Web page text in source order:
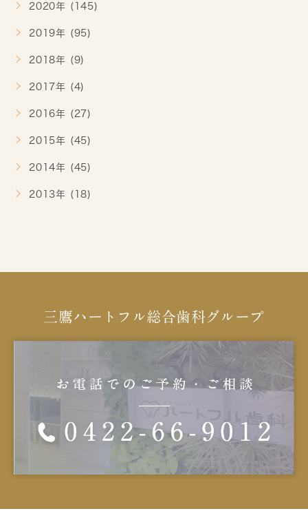
2020年 (145)
2019年 (95)
2018年 (9)
2017年 (4)
2016年 (27)
2015年 (45)
2014年 (45)
2013年 (18)
三鷹ハートフル総合歯科グループ